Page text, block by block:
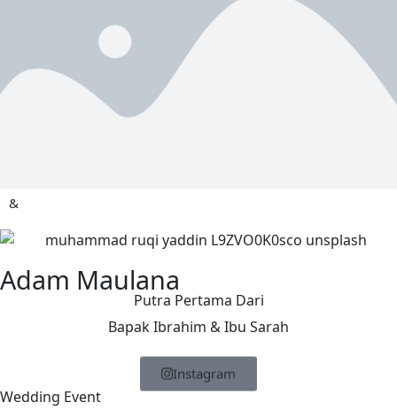
Adam Maulana
Putra Pertama Dari
Bapak Ibrahim & Ibu Sarah
&
Adam Maulana
Putra Pertama Dari
Bapak Ibrahim & Ibu Sarah
Instagram
Wedding Event